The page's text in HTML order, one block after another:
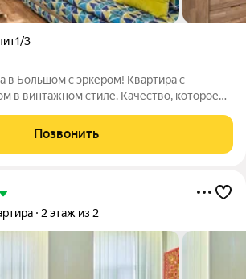
3
в Большом с эркером! Квартира с
в винтажном стиле. Качество, которое
гостиной и большой изолированной
Звоните!
Позвонить
2 этаж из 2